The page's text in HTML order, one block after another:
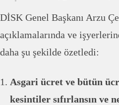
DİSK Genel Başkanı Arzu
açıklamalarında ve
daha şu şekilde özetledi:
Asgari ücret ve bütün
kesintiler sıfırlansın ve